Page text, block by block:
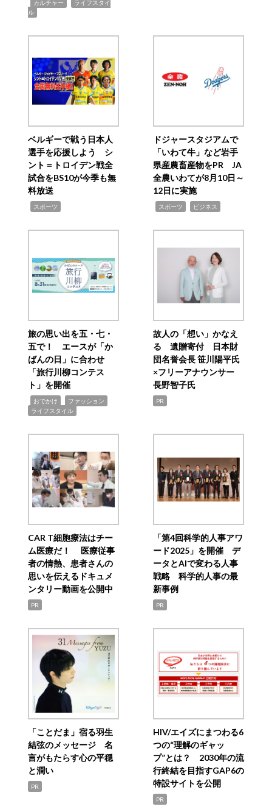
カルチャー
ライフスタイ
ル
ベルギーで戦う日本人
選手を応援しよう シ
ント＝トロイデン戦全
試合をBS10が今季も無
料放送
スポーツ
ドジャースタジアムで
「いわて牛」など岩手
県産農畜産物をPR JA
全農いわてが8月10日～
12日に実施
スポーツ ビジネス
旅の思い出を五・七・
五で！ エースが「か
ばんの日」に合わせ
「旅行川柳コンテス
ト」を開催
おでかけ ファッション
ライフスタイル
故人の「想い」かなえ
る 遺贈寄付 日本財
団名誉会長 笹川陽平氏
×フリーアナウンサー
長野智子氏
PR
CAR T細胞療法はチー
ム医療だ！ 医療従事
者の情熱、患者さんの
思いを伝えるドキュメ
ンタリー動画を公開中
PR
「第4回科学的人事アワ
ード2025」を開催 デ
ータとAIで変わる人事
戦略 科学的人事の最
新事例
PR
「ことだま」宿る羽生
結弦のメッセージ 名
言がもたらす心の平穏
と潤い
PR
HIV/エイズにまつわる6
つの“理解のギャッ
プ”とは？ 2030年の流
行終結を目指すGAP6の
特設サイトを公開
PR